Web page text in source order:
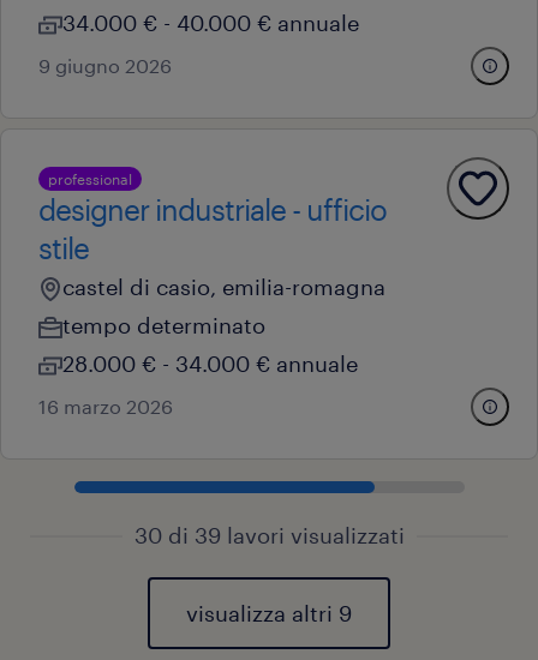
34.000 € - 40.000 € annuale
9 giugno 2026
professional
designer industriale - ufficio
stile
castel di casio, emilia-romagna
tempo determinato
28.000 € - 34.000 € annuale
16 marzo 2026
30 di 39 lavori visualizzati
visualizza altri 9